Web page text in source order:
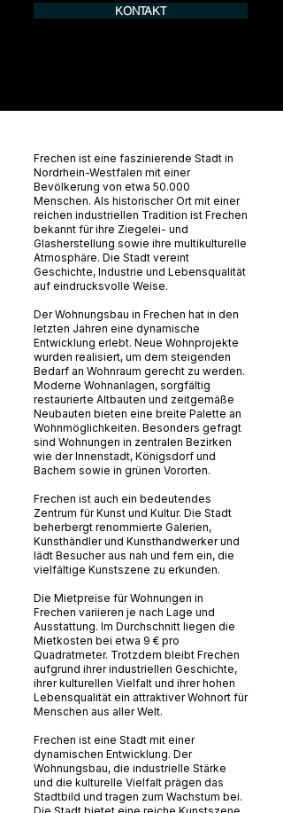
KONTAKT
Frechen ist eine faszinierende Stadt in
Nordrhein-Westfalen mit einer
Bevölkerung von etwa 50.000
Menschen. Als historischer Ort mit einer
reichen industriellen Tradition ist Frechen
bekannt für ihre Ziegelei- und
Glasherstellung sowie ihre multikulturelle
Atmosphäre. Die Stadt vereint
Geschichte, Industrie und Lebensqualität
auf eindrucksvolle Weise.
Der Wohnungsbau in Frechen hat in den
letzten Jahren eine dynamische
Entwicklung erlebt. Neue Wohnprojekte
wurden realisiert, um dem steigenden
Bedarf an Wohnraum gerecht zu werden.
Moderne Wohnanlagen, sorgfältig
restaurierte Altbauten und zeitgemäße
Neubauten bieten eine breite Palette an
Wohnmöglichkeiten. Besonders gefragt
sind Wohnungen in zentralen Bezirken
wie der Innenstadt, Königsdorf und
Bachem sowie in grünen Vororten.
Frechen ist auch ein bedeutendes
Zentrum für Kunst und Kultur. Die Stadt
beherbergt renommierte Galerien,
Kunsthändler und Kunsthandwerker und
lädt Besucher aus nah und fern ein, die
vielfältige Kunstszene zu erkunden.
Die Mietpreise für Wohnungen in
Frechen variieren je nach Lage und
Ausstattung. Im Durchschnitt liegen die
Mietkosten bei etwa 9 € pro
Quadratmeter. Trotzdem bleibt Frechen
aufgrund ihrer industriellen Geschichte,
ihrer kulturellen Vielfalt und ihrer hohen
Lebensqualität ein attraktiver Wohnort für
Menschen aus aller Welt.
Frechen ist eine Stadt mit einer
dynamischen Entwicklung. Der
Wohnungsbau, die industrielle Stärke
und die kulturelle Vielfalt prägen das
Stadtbild und tragen zum Wachstum bei.